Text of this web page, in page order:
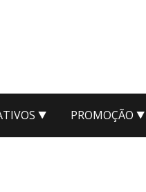
PROMOÇÃO